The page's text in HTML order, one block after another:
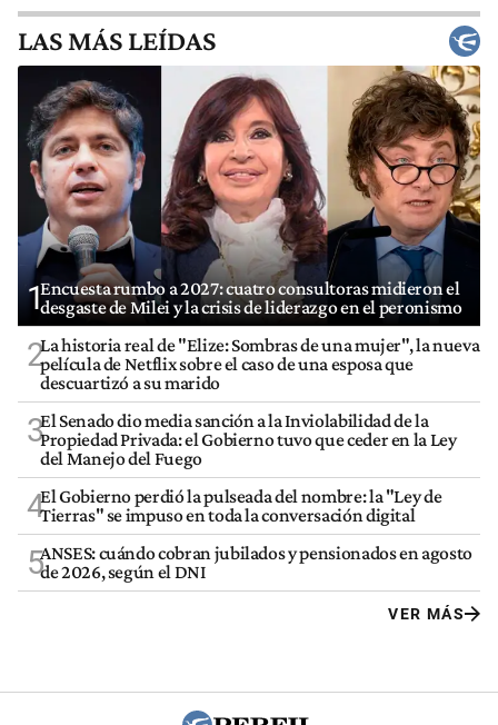
LAS MÁS LEÍDAS
1Encuesta rumbo a 2027: cuatro consultoras midieron el
desgaste de Milei y la crisis de liderazgo en el peronismo
2La historia real de "Elize: Sombras de una mujer", la nueva
película de Netflix sobre el caso de una esposa que
descuartizó a su marido
3El Senado dio media sanción a la Inviolabilidad de la
Propiedad Privada: el Gobierno tuvo que ceder en la Ley
del Manejo del Fuego
4El Gobierno perdió la pulseada del nombre: la "Ley de
Tierras" se impuso en toda la conversación digital
5ANSES: cuándo cobran jubilados y pensionados en agosto
de 2026, según el DNI
VER MÁS